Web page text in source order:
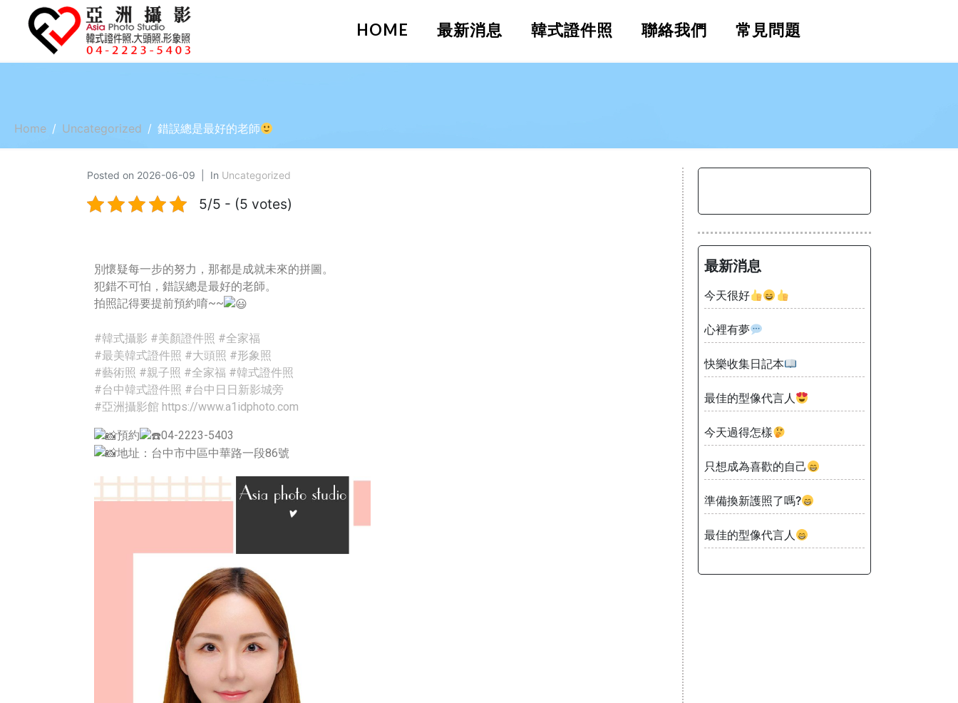
HOME 最新消息 韓式證件照 聯絡我們 常見問題
Home Uncategorized 錯誤總是最好的老師
Posted on 2026-06-09 In Uncategorized
5/5 - (5 votes)
別懷疑每一步的努力，那都是成就未來的拼圖。
犯錯不可怕，錯誤總是最好的老師。
拍照記得要提前預約唷~~
#韓式攝影 #美顏證件照 #全家福
#最美韓式證件照 #大頭照 #形象照
#藝術照 #親子照 #全家福 #韓式證件照
#台中韓式證件照 #台中日日新影城旁
#亞洲攝影館 https://www.a1idphoto.com
預約
04-2223-5403
地址：台中市中區中華路一段86號
最新消息
今天很好
心裡有夢
快樂收集日記本
最佳的型像代言人
今天過得怎樣
只想成為喜歡的自己
準備換新護照了嗎?
最佳的型像代言人